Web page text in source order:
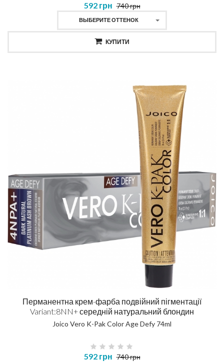
592 грн 740 грн
ВЫБЕРИТЕ ОТТЕНОК
КУПИТИ
Перманентна крем-фарба подвійний пігментації
Variant:8NN+ середній натуральний блондин
Joico Vero K-Pak Color Age Defy 74ml
592 грн 740 грн